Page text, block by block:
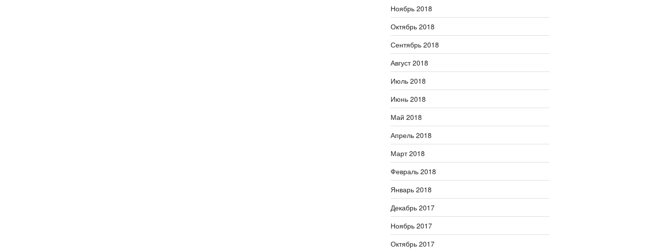
Ноябрь 2018
Октябрь 2018
Сентябрь 2018
Август 2018
Июль 2018
Июнь 2018
Май 2018
Апрель 2018
Март 2018
Февраль 2018
Январь 2018
Декабрь 2017
Ноябрь 2017
Октябрь 2017